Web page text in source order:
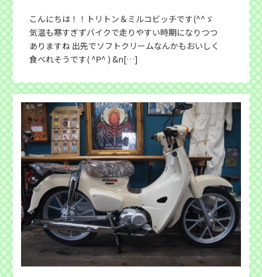
こんにちは！！トリトン＆ミルコビッチです(^^ゞ
気温も寒すぎずバイクで走りやすい時期になりつつ
ありますね 出先でソフトクリームなんかもおいしく
食べれそうです( ^Ρ^ ) &n[…]